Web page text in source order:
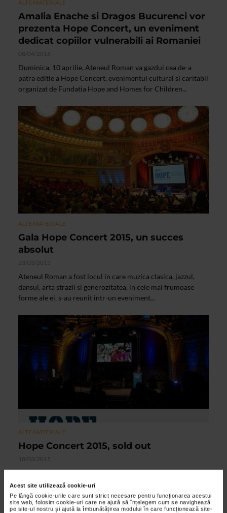
Acest site utilizează cookie-uri
Pe lângă cookie-urile care sunt strict necesare pentru funcționarea acestui
site web, folosim cookie-uri care ne ajută să înțelegem cum se navighează
pe site-ul nostru și ajută la îmbunătățirea modului în care funcționează site-
ALTE MATERIALE
Amalia Enache si Dragos Bucurenci vor
prezenta Hope Concert, un eveniment
dedicat copiilor vulnerabili ai Romaniei
08/04/2016
Duminica, 10 aprilie, Ateneul Roman va gazdui cea de-a
patra editie a Hope Concert, evenimentul cultural si caritabil
organizat de Fundatia Hope and Homes for Children...
ALTE MATERIALE
Gala Hope Concert 2015, un succes
absolut
23/03/2015
Ateneul Roman a fost locul in care muzica clasica, jazzul,
dansul, arta strazii si generozitatea, in cele mai frumoase
forme ale ei, s-au reunit intr-un eveniment...
ALTE MATERIALE
Hope Concert 2015, sold out
18/03/2015
Toate locurile la evenimentul Hope and Homes for Children
s-au epuizatSala Ateneului Roman va fi plina miercuri, 18
martie, la concertul caritabil dedicat copiilor...